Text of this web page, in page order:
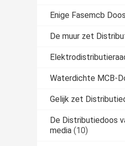
Enige Fasemcb Doos
De muur zet
Waterdichte MCB-
Gelijk zet
De Distributiedoos
media (10)